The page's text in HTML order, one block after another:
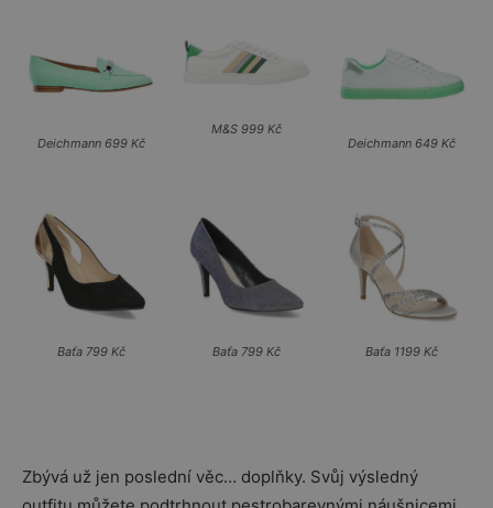
Deichmann 699 Kč
M&S 999 Kč
Deichmann 649 Kč
Baťa 799 Kč Baťa 799 Kč Baťa 1199 Kč
Zbývá už jen poslední věc… doplňky. Svůj výsledný